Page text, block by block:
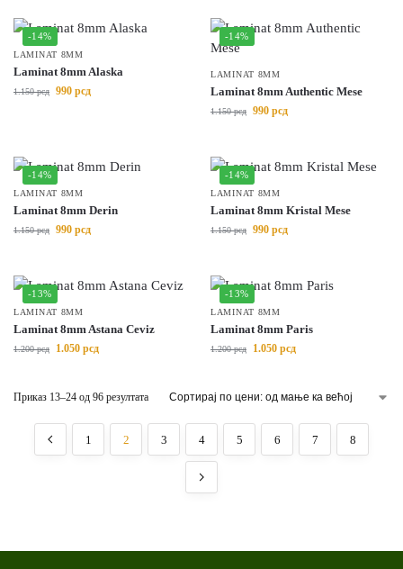
-14%
LAMINAT 8MM
Laminat 8mm Alaska
1.150рсд 990 рсд
-14%
LAMINAT 8MM
Laminat 8mm Authentic Mese
1.150рсд 990 рсд
-14%
LAMINAT 8MM
Laminat 8mm Derin
1.150рсд 990 рсд
-14%
LAMINAT 8MM
Laminat 8mm Kristal Mese
1.150рсд 990 рсд
-13%
LAMINAT 8MM
Laminat 8mm Astana Ceviz
1.200рсд 1.050 рсд
-13%
LAMINAT 8MM
Laminat 8mm Paris
1.200рсд 1.050 рсд
Приказ 13–24 од 96 резултата
1 2 3 4 5 6 7 8